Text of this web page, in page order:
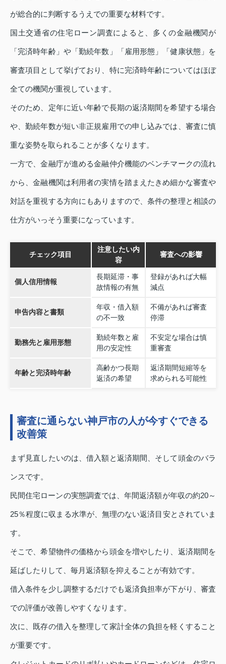
が総合的に判断するうえでの重要な材料です。
国土交通省の住宅ローン調査によると、多くの金融機関が
「完済時年齢」や「勤続年数」「雇用形態」「健康状態」を
審査項目として挙げており、特に完済時年齢についてはほぼ
全ての機関が重視しています。
そのため、定年に近い年齢で長期の返済期間を希望する場合
や、勤続年数が短い非正規雇用での申し込みでは、審査に慎
重な姿勢を取られることが多くなります。
一方で、金融庁が進める金融仲介機能のベンチマークの流れ
から、金融機関は利用者の実情を踏まえたきめ細かな審査や
対話を重視する方向にもありますので、条件の整理と相談の
仕方がいっそう重要になっています。
チェック項目
注意したい内
容
審査への影響
個人信用情報
長期延滞・事
故情報の有無
登録があれば大幅
減点
申告内容と書類
年収・借入額
の不一致
不備があれば審査
停滞
勤務先と雇用形態
勤続年数と雇
用の安定性
不安定な場合は慎
重審査
年齢と完済時年齢
高齢かつ長期
返済の希望
返済期間短縮等を
求められる可能性
審査に通らない神戸市の人が今すぐできる
改善策
まず見直したいのは、借入額と返済期間、そして頭金のバラ
ンスです。
民間住宅ローンの実態調査では、年間返済額が年収の約20～
25％程度に収まる水準が、無理のない返済目安とされていま
す。
そこで、希望物件の価格から頭金を増やしたり、返済期間を
延ばしたりして、毎月返済額を抑えることが有効です。
借入条件を少し調整するだけでも返済負担率が下がり、審査
での評価が改善しやすくなります。
次に、既存の借入を整理して家計全体の負担を軽くすること
が重要です。